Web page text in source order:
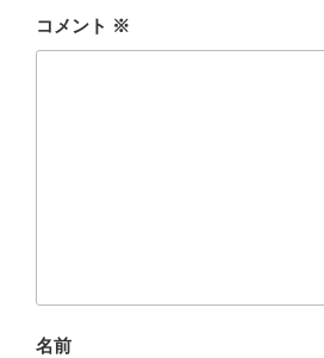
コメント ※
名前